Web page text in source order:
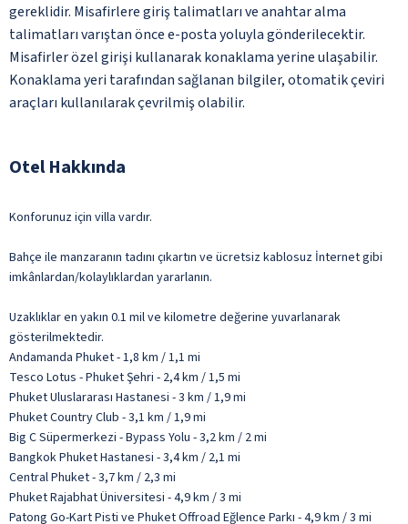
gereklidir. Misafirlere giriş talimatları ve anahtar alma
talimatları varıştan önce e-posta yoluyla gönderilecektir.
Misafirler özel girişi kullanarak konaklama yerine ulaşabilir.
Konaklama yeri tarafından sağlanan bilgiler, otomatik çeviri
araçları kullanılarak çevrilmiş olabilir.
Otel Hakkında
Konforunuz için villa vardır.
Bahçe ile manzaranın tadını çıkartın ve ücretsiz kablosuz İnternet gibi
imkânlardan/kolaylıklardan yararlanın.
Uzaklıklar en yakın 0.1 mil ve kilometre değerine yuvarlanarak
gösterilmektedir.
Andamanda Phuket - 1,8 km / 1,1 mi
Tesco Lotus - Phuket Şehri - 2,4 km / 1,5 mi
Phuket Uluslararası Hastanesi - 3 km / 1,9 mi
Phuket Country Club - 3,1 km / 1,9 mi
Big C Süpermerkezi - Bypass Yolu - 3,2 km / 2 mi
Bangkok Phuket Hastanesi - 3,4 km / 2,1 mi
Central Phuket - 3,7 km / 2,3 mi
Phuket Rajabhat Üniversitesi - 4,9 km / 3 mi
Patong Go-Kart Pisti ve Phuket Offroad Eğlence Parkı - 4,9 km / 3 mi